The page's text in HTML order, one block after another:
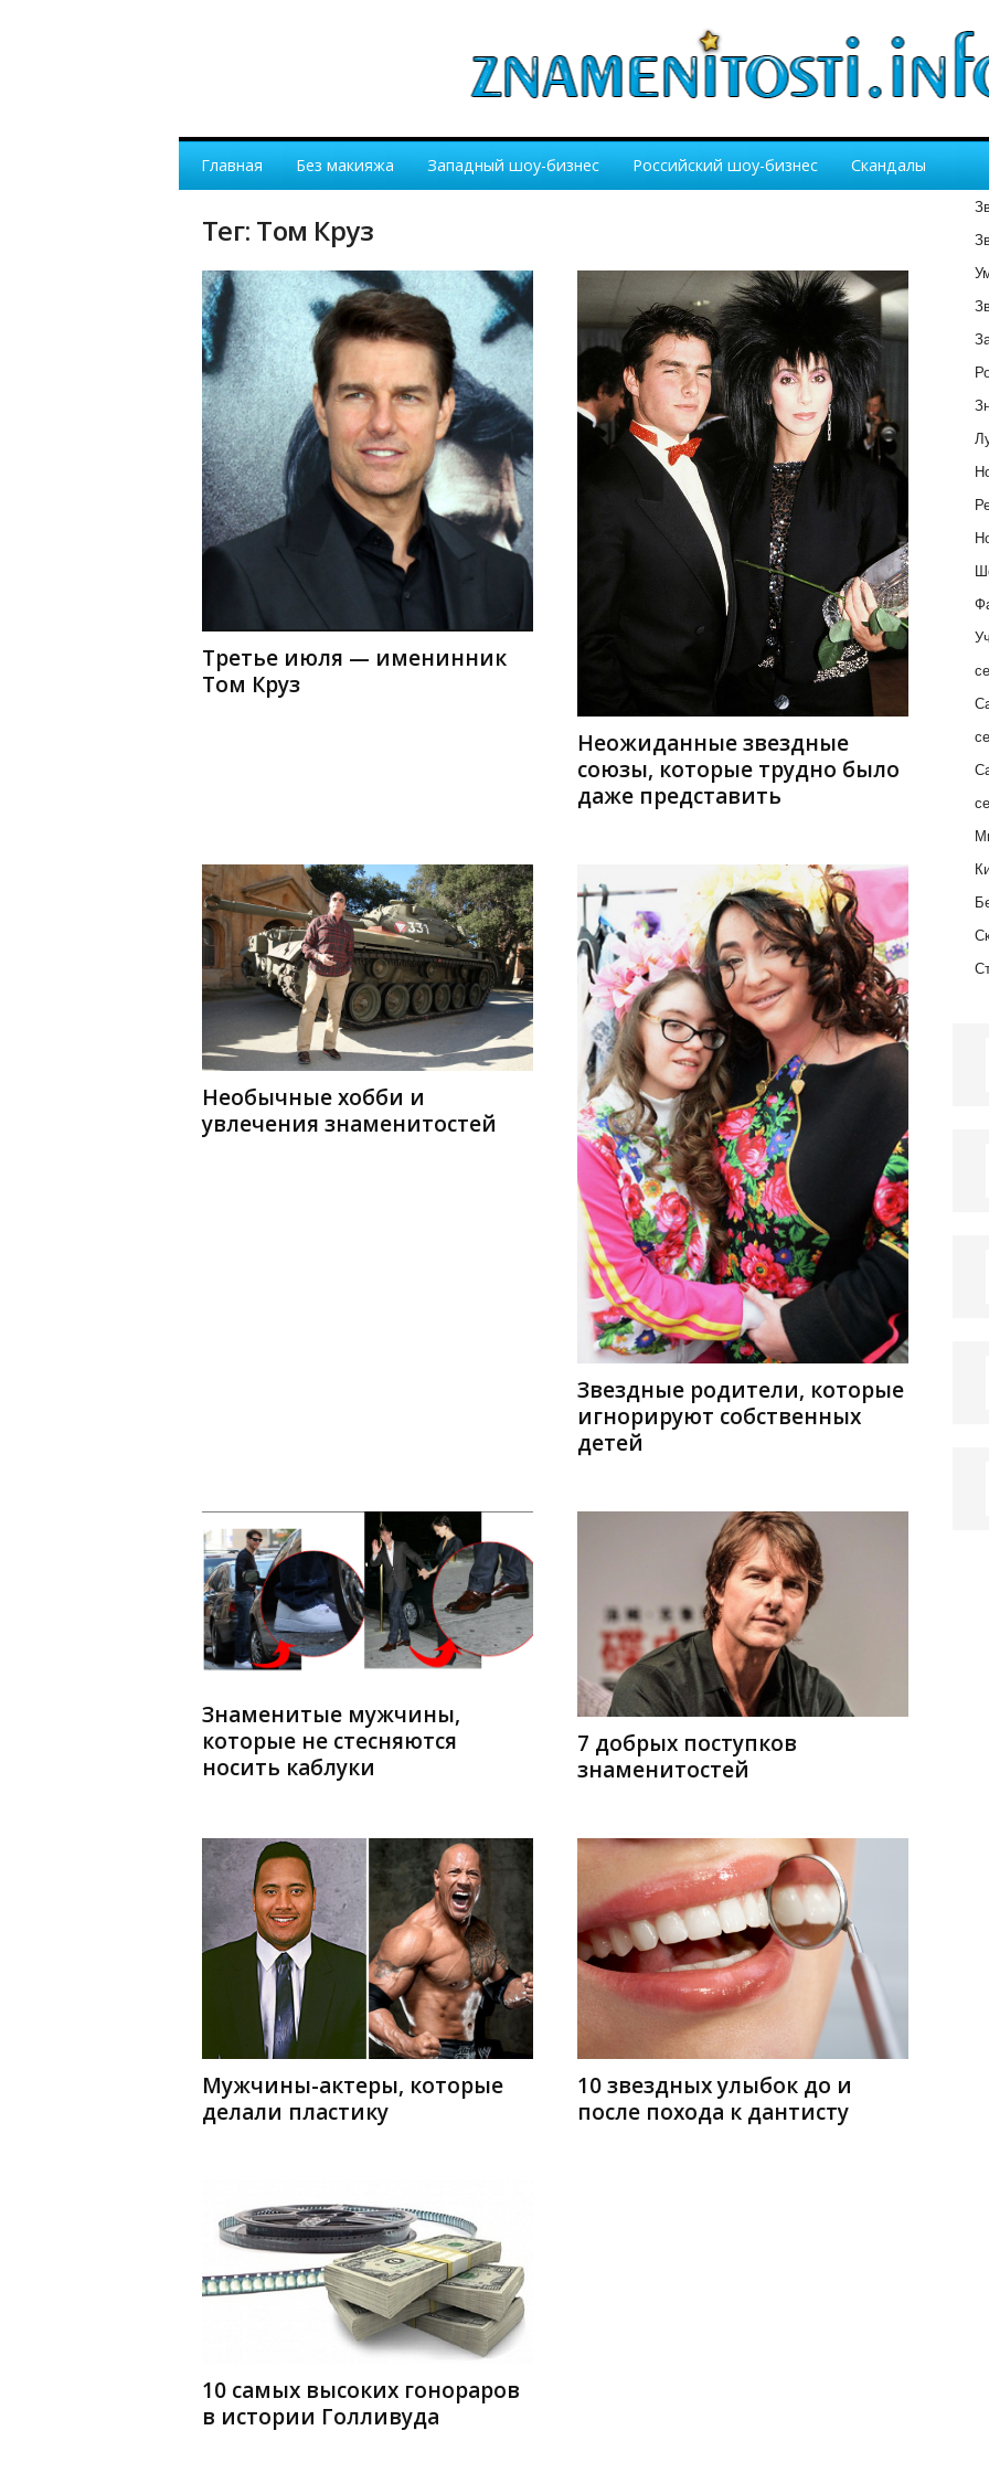
Главная Без макияжа Западный шоу-бизнес Российский шоу-бизнес Скандалы
Тег: Том Круз
Третье июля — именинник
Том Круз
Неожиданные звездные
союзы, которые трудно было
даже представить
Необычные хобби и
увлечения знаменитостей
Звездные родители, которые
игнорируют собственных
детей
Знаменитые мужчины,
которые не стесняются
носить каблуки
7 добрых поступков
знаменитостей
Мужчины-актеры, которые
делали пластику
10 звездных улыбок до и
после похода к дантисту
10 самых высоких гонораров
в истории Голливуда